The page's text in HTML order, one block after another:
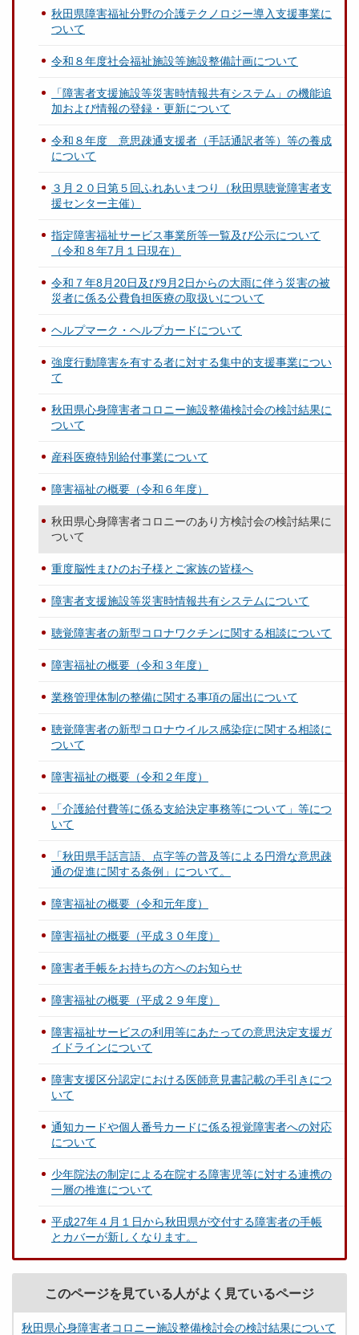
秋田県障害福祉分野の介護テクノロジー導入支援事業に
ついて
令和８年度社会福祉施設等施設整備計画について
「障害者支援施設等災害時情報共有システム」の機能追
加および情報の登録・更新について
令和８年度 意思疎通支援者（手話通訳者等）等の養成
について
３月２０日第５回ふれあいまつり（秋田県聴覚障害者支
援センター主催）
指定障害福祉サービス事業所等一覧及び公示について
（令和８年7月１日現在）
令和７年8月20日及び9月2日からの大雨に伴う災害の被
災者に係る公費負担医療の取扱いについて
ヘルプマーク・ヘルプカードについて
強度行動障害を有する者に対する集中的支援事業につい
て
秋田県心身障害者コロニー施設整備検討会の検討結果に
ついて
産科医療特別給付事業について
障害福祉の概要（令和６年度）
秋田県心身障害者コロニーのあり方検討会の検討結果に
ついて
重度脳性まひのお子様とご家族の皆様へ
障害者支援施設等災害時情報共有システムについて
聴覚障害者の新型コロナワクチンに関する相談について
障害福祉の概要（令和３年度）
業務管理体制の整備に関する事項の届出について
聴覚障害者の新型コロナウイルス感染症に関する相談に
ついて
障害福祉の概要（令和２年度）
「介護給付費等に係る支給決定事務等について」等につ
いて
「秋田県手話言語、点字等の普及等による円滑な意思疎
通の促進に関する条例」について。
障害福祉の概要（令和元年度）
障害福祉の概要（平成３０年度）
障害者手帳をお持ちの方へのお知らせ
障害福祉の概要（平成２９年度）
障害福祉サービスの利用等にあたっての意思決定支援ガ
イドラインについて
障害支援区分認定における医師意見書記載の手引きにつ
いて
通知カードや個人番号カードに係る視覚障害者への対応
について
少年院法の制定による在院する障害児等に対する連携の
一層の推進について
平成27年４月１日から秋田県が交付する障害者の手帳
とカバーが新しくなります。
このページを見ている人がよく見ているページ
秋田県心身障害者コロニー施設整備検討会の検討結果について